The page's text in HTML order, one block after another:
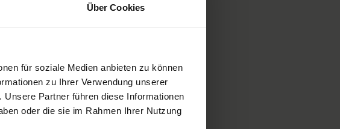
Über Cookies
für soziale Medien anbieten zu können
zu Ihrer Verwendung unserer
Partner führen diese Informationen
oder die sie im Rahmen Ihrer Nutzung